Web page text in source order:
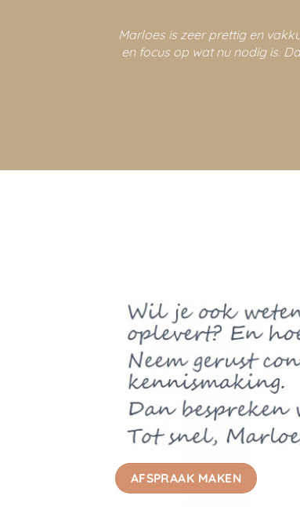
Marloes is zeer prettig en
en focus op wat nu nodig is.
AFSPRAAK MAKEN